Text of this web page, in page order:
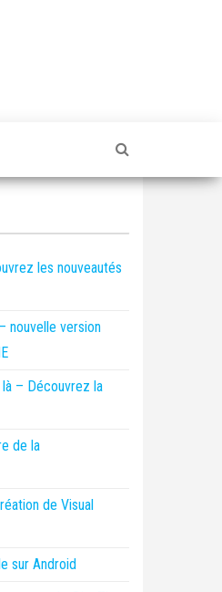
les nouveautés
nouvelle version
– Découvrez la
de la
de Visual
sur Android